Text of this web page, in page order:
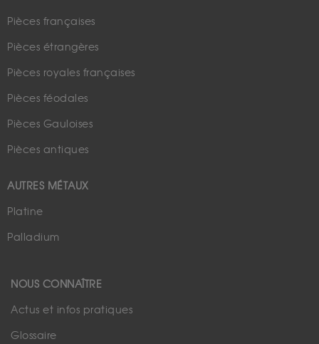
Pièces françaises
Pièces étrangères
Pièces royales françaises
Pièces féodales
Pièces Gauloises
Pièces antiques
AUTRES MÉTAUX
Platine
Palladium
NOUS CONNAÎTRE
Actus et infos pratiques
Glossaire